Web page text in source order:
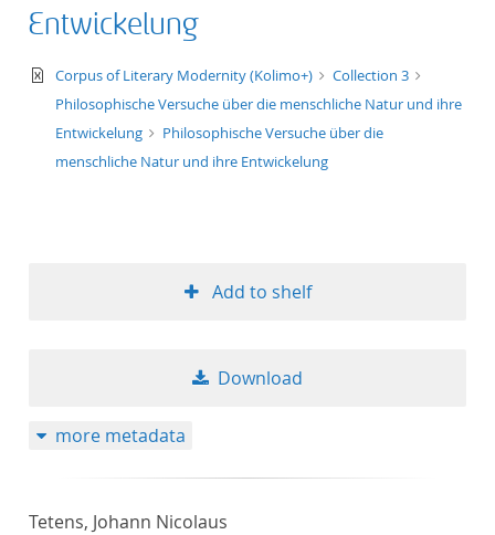
format
publication date
Entwickelung
text/xml
Corpus of Literary Modernity (Kolimo+)
Collection 3
Philosophische Versuche über die menschliche Natur und ihre
Entwickelung
Philosophische Versuche über die
menschliche Natur und ihre Entwickelung
Add to shelf
Download
more metadata
Tetens, Johann Nicolaus